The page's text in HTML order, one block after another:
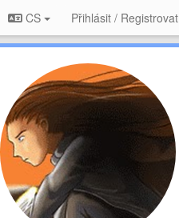
CS Přihlásit / Registrovat